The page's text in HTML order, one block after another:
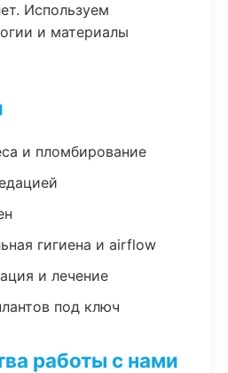
Используем
и материалы
и пломбирование
гигиена и airflow
и лечение
под ключ
работы с нами